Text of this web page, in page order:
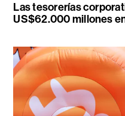
Las tesorerías
US$62.000 millones